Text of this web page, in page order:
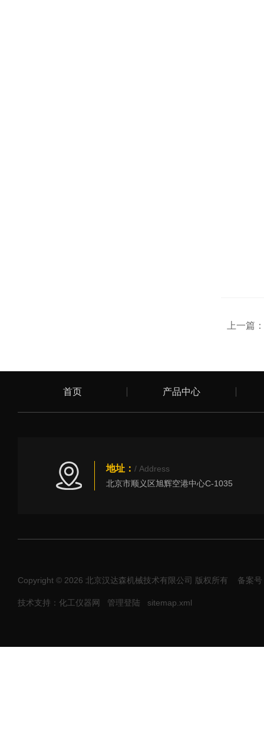
上一篇：
首页 产品中心
地址： / Address
北京市顺义区旭辉空港中心C-1035
Copyright © 2026 北京汉达森机械技术有限公司 版权所有 备案
技术支持：化工仪器网 管理登陆 sitemap.xml